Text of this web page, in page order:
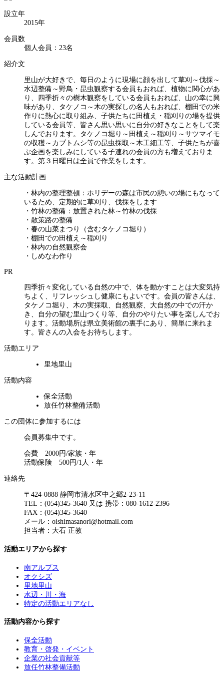
設立年
2015年
会員数
個人会員：23名
紹介文
里山が大好きで、毎日のように現場に顔を出して草刈～伐採～
水辺整備～野鳥・昆虫観察する会員もおれば、植物に関心があ
り、四季折々の樹木観察をしている会員もおれば、山の幸に興
味があり、タケノコ～木の実探しの名人もおれば、棚田での米
作りに熱心に取り組み、子供たちに田植え・稲刈りの場を提供
している会員等、皆さん思い思いに自分の好きなことをして楽
しんでおります。タケノコ堀り～田植え～稲刈り～サツマイモ
の収穫～カブトムシ等の昆虫採取～木工細工等、子供たちが喜
ぶ企画を楽しみにしている子連れの会員の方も増えておりま
す。第３日曜日は全員で作業をします。
主な活動計画
・林内の整理整頓：ホリデーの森は市民の憩いの場にもなって
いるため、定期的に草刈り、伐採をします
・竹林の整備：放置された林～竹林の伐採
・散策路の整備
・春の山菜まつり（含むタケノコ堀り）
・棚田での田植え～稲刈り
・林内の自然観察会
・しめなわ作り
PR
四季折々変化している自然の中で、体を動かすことは大変気持
ちよく、リフレッシュし健康にもよいです。会員の皆さんは、
タケノコ堀り、木の実採取、自然観察、大自然の中での汗か
き、自分の望む里山つくり等、自分のやりたい事を楽しんでお
ります。活動場所は県立美術館の裏手にあり、簡単に来れま
す。皆さんの入会をお待ちします。
活動エリア
里地里山
活動内容
保全活動
放任竹林整備活動
この団体に参加するには
会員募集中です。
会費 2000円/家族・年
活動保険 500円/1人・年
連絡先
〒424-0888 静岡市清水区中之郷2-23-11
TEL：(054)345-3640 又は 携帯：080-1612-2396
FAX：(054)345-3640
メール：oishimasanori@hotmail.com
担当者：大石 正教
活動エリアから探す
南アルプス
オクシズ
里地里山
水辺・川・海
特定の活動エリアなし
活動内容から探す
保全活動
教育・啓発・イベント
企業の社会貢献等
放任竹林整備活動